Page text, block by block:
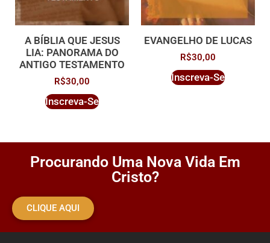
A BÍBLIA QUE JESUS
LIA: PANORAMA DO
ANTIGO TESTAMENTO
R$30,00
Inscreva-Se
EVANGELHO DE LUCAS
R$30,00
Inscreva-Se
Procurando Uma Nova Vida Em
Cristo?
CLIQUE AQUI